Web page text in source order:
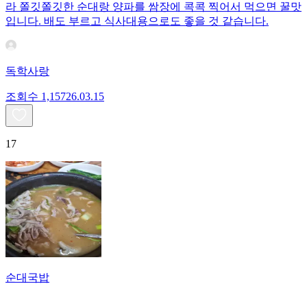
라 쫄깃쫄깃한 순대랑 양파를 쌈장에 콕콕 찍어서 먹으면 꿀맛
입니다. 배도 부르고 식사대용으로도 좋을 것 같습니다.
독학사랑
조회수 1,15726.03.15
17
순대국밥